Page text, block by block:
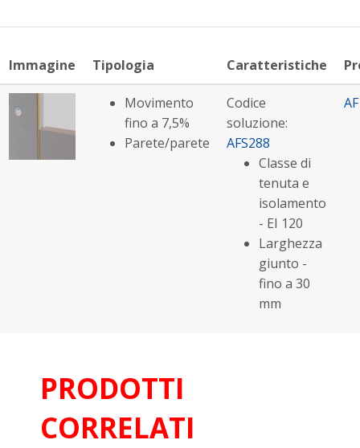
Immagine Tipologia Caratteristiche
Movimento
fino a 7,5%
Parete/parete
Codice
soluzione:
AFS288
Classe di
tenuta e
isolamento
- EI 120
Larghezza
giunto -
fino a 30
mm
PRODOTTI
CORRELATI